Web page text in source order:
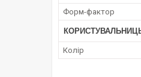
Форм-фактор
Колір